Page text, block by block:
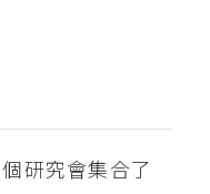
研究會集合了